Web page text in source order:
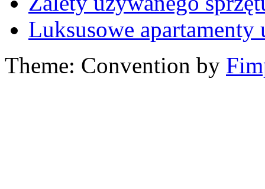
Luksusowe
Theme: Convention by